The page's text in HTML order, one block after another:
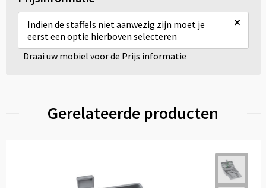
Indien de staffels niet aanwezig zijn moet je
eerst een optie hierboven selecteren
×
Draai uw mobiel voor de Prijs informatie
Gerelateerde producten